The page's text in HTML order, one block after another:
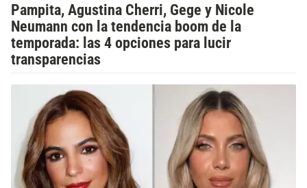
Pampita, Agustina Cherri, Gege y Nicole
Neumann con la tendencia boom de la
temporada: las 4 opciones para lucir
transparencias